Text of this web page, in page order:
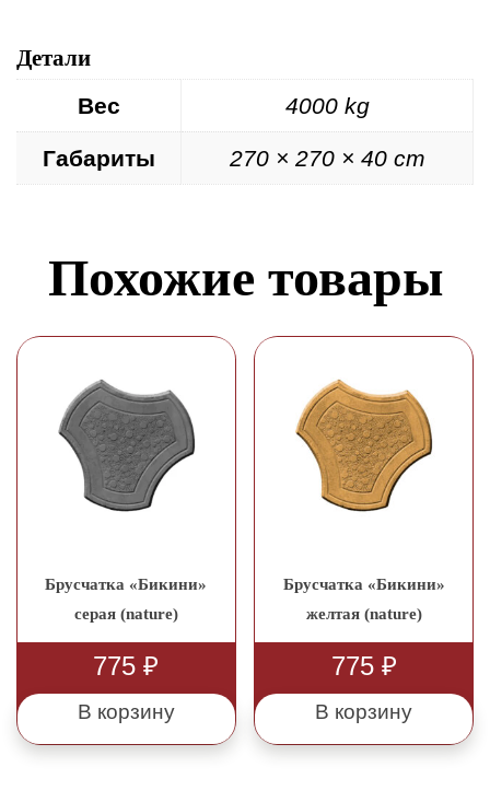
Детали
Вес 4000 kg
Габариты 270 × 270 × 40 cm
Похожие товары
Брусчатка «Бикини»
серая (nature)
775₽
В корзину
Брусчатка «Бикини»
желтая (nature)
775 ₽
В корзину